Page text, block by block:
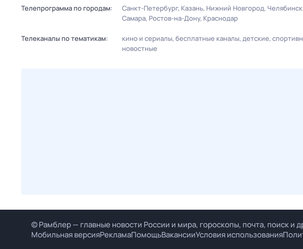
Телепрограмма по городам: Санкт-Петербург Казань Нижний Новгород Челябинск
Самара Ростов-на-Дону Краснодар
Телеканалы по тематикам: кино и сериалы бесплатные каналы детские
новостные
© Рамблер — главные новости России и мира, гороскопы, почта, поиск и
Мобильная версияРекламаПомощьВакансииУсловия использования